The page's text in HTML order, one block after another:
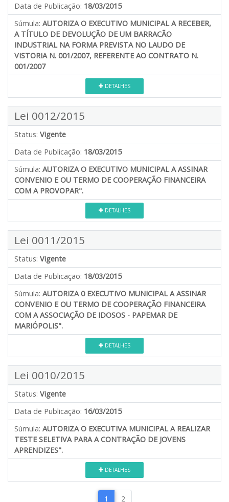
Data de Publicação: 18/03/2015
Súmula: AUTORIZA O EXECUTIVO MUNICIPAL A RECEBER,
A TÍTULO DE DEVOLUÇÃO DE UM BARRACÃO
INDUSTRIAL NA FORMA PREVISTA NO LAUDO DE
VISTORIA N. 001/2007, REFERENTE AO CONTRATO N.
001/2007
DETALHES
Lei 0012/2015
Status: Vigente
Data de Publicação: 18/03/2015
Súmula: AUTORIZA O EXECUTIVO MUNICIPAL A ASSINAR
CONVENIO E OU TERMO DE COOPERAÇÃO FINANCEIRA
COM A PROVOPAR".
DETALHES
Lei 0011/2015
Status: Vigente
Data de Publicação: 18/03/2015
Súmula: AUTORIZA 0 EXECUTIVO MUNICIPAL A ASSINAR
CONVENIO E OU TERMO DE COOPERAÇÃO FINANCEIRA
COM A ASSOCIAÇÃO DE IDOSOS - PAPEMAR DE
MARIÓPOLIS".
DETALHES
Lei 0010/2015
Status: Vigente
Data de Publicação: 16/03/2015
Súmula: AUTORIZA O EXECUTIVA MUNICIPAL A REALIZAR
TESTE SELETIVA PARA A CONTRAÇÃO DE JOVENS
APRENDIZES".
DETALHES
1 2